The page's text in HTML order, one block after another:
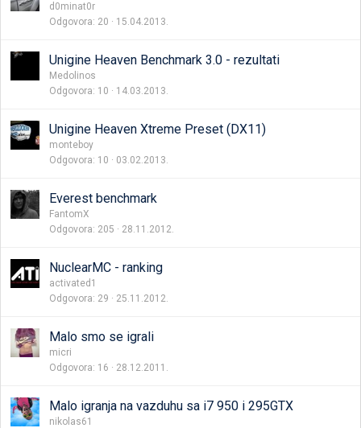
d0minat0r
Odgovora 20 15.04.2013.
Unigine Heaven Benchmark 3.0 - rezultati
Medolinos
Odgovora 10 14.03.2013.
Unigine Heaven Xtreme Preset (DX11)
monteboy
Odgovora 10 03.02.2013.
Everest benchmark
FantomX
Odgovora 205 28.11.2012.
NuclearMC - ranking
activated1
Odgovora 29 25.11.2012.
Malo smo se igrali
micri
Odgovora 16 28.12.2011.
Malo igranja na vazduhu sa i7 950 i 295GTX
nikolas61